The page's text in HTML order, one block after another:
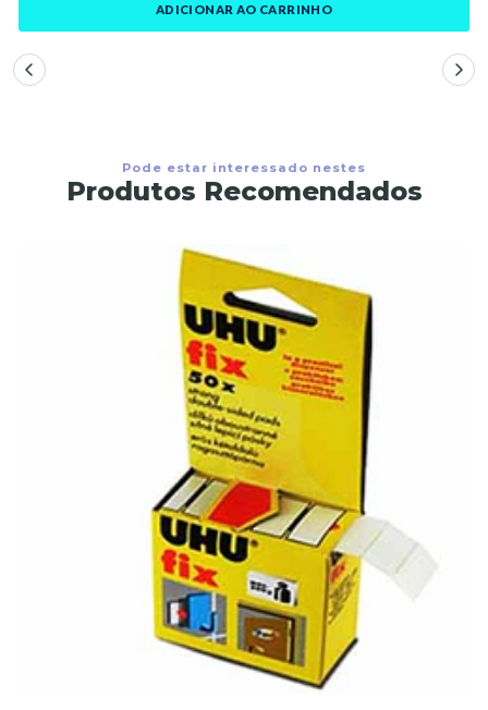
ADICIONAR AO CARRINHO
Pode estar interessado nestes
Produtos Recomendados